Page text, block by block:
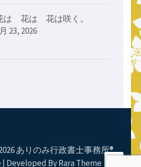
は 花は 花は咲く。
23, 2026
ありのみ行政書士事務所®
| Developed ByRara Theme